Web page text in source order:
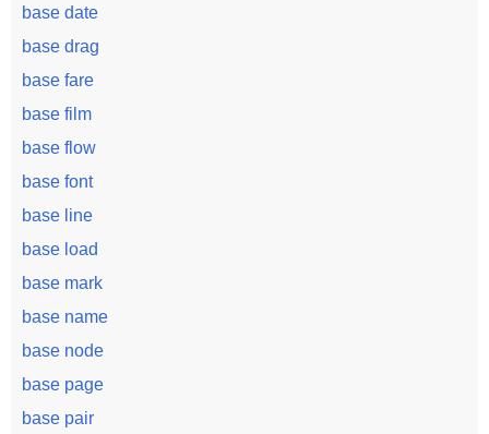
base date
base drag
base fare
base film
base flow
base font
base line
base load
base mark
base name
base node
base page
base pair